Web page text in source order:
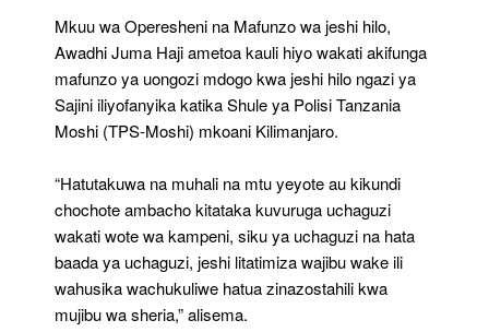
Mkuu wa Operesheni na Mafunzo wa jeshi hilo,
Awadhi Juma Haji ametoa kauli hiyo wakati akifunga
mafunzo ya uongozi mdogo kwa jeshi hilo ngazi ya
Sajini iliyofanyika katika Shule ya Polisi Tanzania
Moshi (TPS-Moshi) mkoani Kilimanjaro.
“Hatutakuwa na muhali na mtu yeyote au kikundi
chochote ambacho kitataka kuvuruga uchaguzi
wakati wote wa kampeni, siku ya uchaguzi na hata
baada ya uchaguzi, jeshi litatimiza wajibu wake ili
wahusika wachukuliwe hatua zinazostahili kwa
mujibu wa sheria,” alisema.